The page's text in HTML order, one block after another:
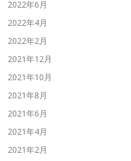
2022年6月
2022年4月
2022年2月
2021年12月
2021年10月
2021年8月
2021年6月
2021年4月
2021年2月